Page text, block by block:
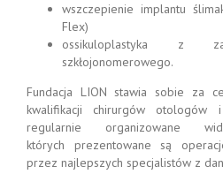
wszczepienie implantu
Flex)
ossikuloplastyka z
szkłojonomerowego.
Fundacja LION stawia sobie za
kwalifikacji chirurgów otologów
regularnie organizowane
których prezentowane są
przez najlepszych specjalistów z